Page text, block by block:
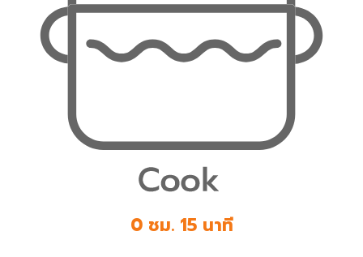
0 ชม. 15 นาที